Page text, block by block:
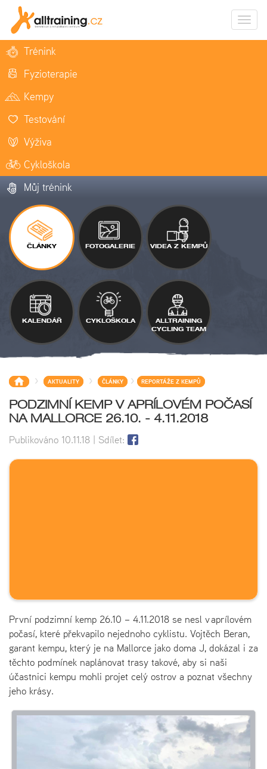
Trénink
Fyzioterapie
Kempy
Testování
Výživa
Cykloškola
Můj trénink
ČLÁNKY FOTOGALERIE VIDEA Z KEMPŮ
KALENDÁŘ CYKLOŠKOLA
ALLTRAINING
CYCLING TEAM
> AKTUALITY > ČLÁNKY > REPORTÁŽE Z KEMPŮ
PODZIMNÍ KEMP V APRÍLOVÉM POČASÍ
NA MALLORCE 26.10. - 4.11.2018
Publikováno 10.11.18 | Sdílet:
První podzimní kemp 26.10 – 4.11.2018 se nesl v aprílovém
počasí, které překvapilo nejednoho cyklistu. Vojtěch Beran,
garant kempu, který je na Mallorce jako doma J, dokázal i za
těchto podmínek naplánovat trasy takové, aby si naši
účastnici kempu mohli projet celý ostrov a poznat všechny
jeho krásy.